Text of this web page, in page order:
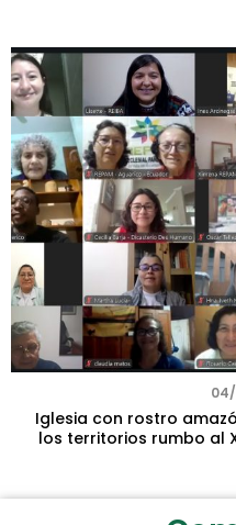
Iglesia con rostro
los territorios rumbo al